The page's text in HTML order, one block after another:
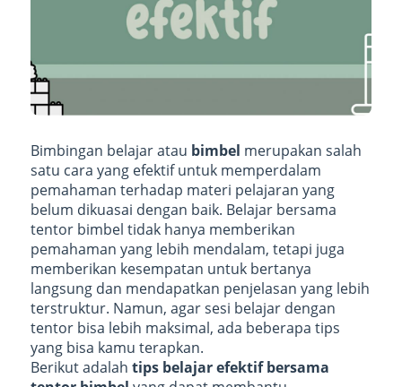
Bimbingan belajar atau bimbel merupakan salah
satu cara yang efektif untuk memperdalam
pemahaman terhadap materi pelajaran yang
belum dikuasai dengan baik. Belajar bersama
tentor bimbel tidak hanya memberikan
pemahaman yang lebih mendalam, tetapi juga
memberikan kesempatan untuk bertanya
langsung dan mendapatkan penjelasan yang lebih
terstruktur. Namun, agar sesi belajar dengan
tentor bisa lebih maksimal, ada beberapa tips
yang bisa kamu terapkan.
Berikut adalah tips belajar efektif bersama